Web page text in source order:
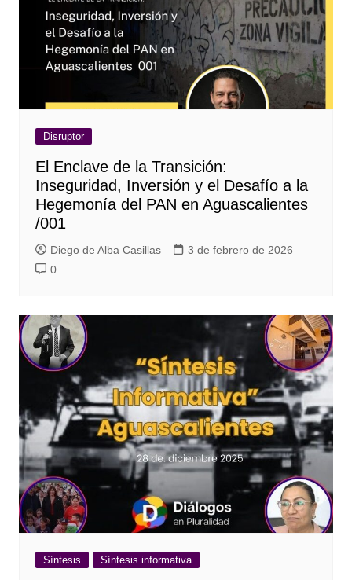
Disruptor
El Enclave de la Transición:
Inseguridad, Inversión y el Desafío a la
Hegemonía del PAN en Aguascalientes
/001
Diego de Alba Casillas
3 de febrero de 2026
0
Síntesis Síntesis informativa